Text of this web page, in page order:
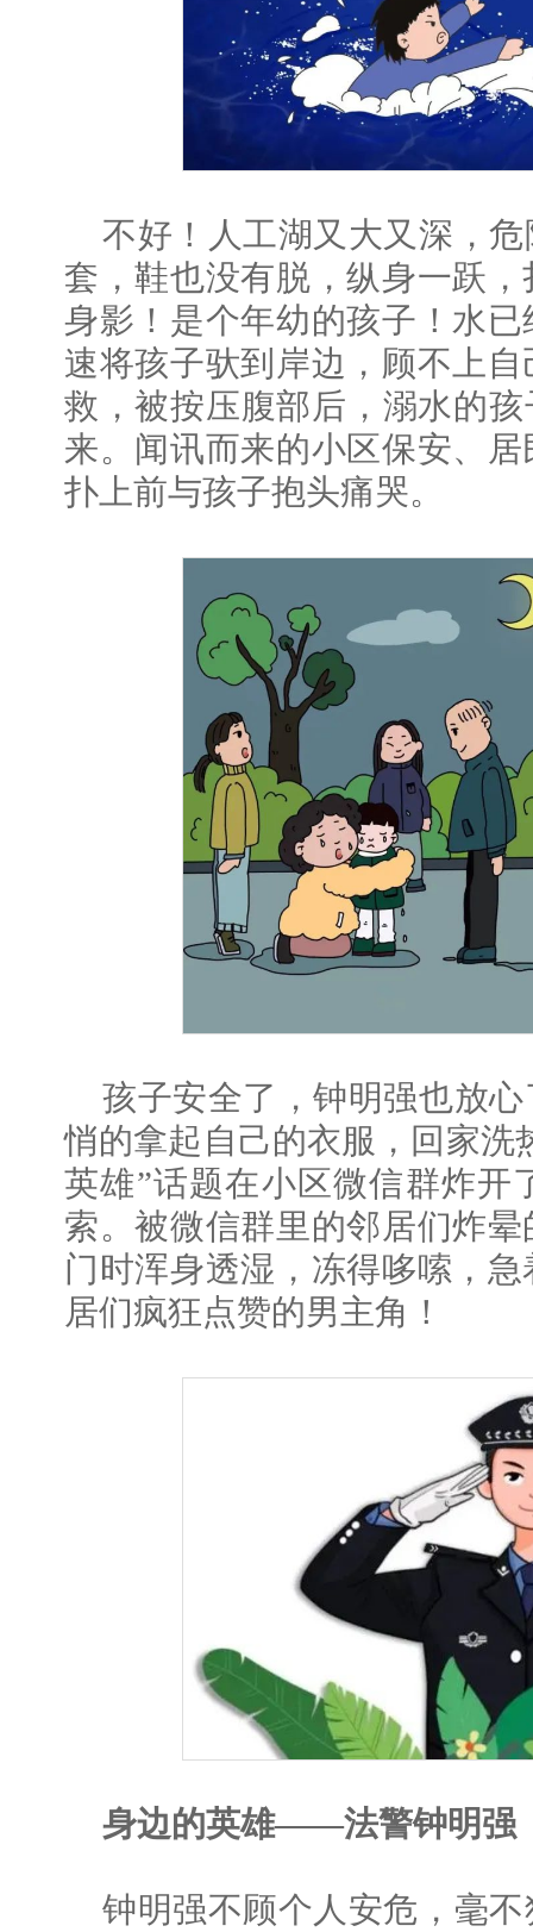
不好！人工湖又大又深，
套，鞋也没有脱，纵身一跃
身影！是个年幼的孩子！水
速将孩子驮到岸边，顾不上
救，被按压腹部后，溺水的
来。闻讯而来的小区保安、
扑上前与孩子抱头痛哭。
孩子安全了，钟明强也放
悄的拿起自己的衣服，回家洗
英雄”话题在小区微信群炸开
索。被微信群里的邻居们炸
门时浑身透湿，冻得哆嗦，
居们疯狂点赞的男主角！
身边的英雄——法警钟明强
钟明强不顾个人安危，毫